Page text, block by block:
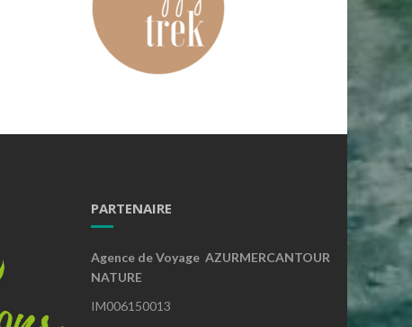
PARTENAIRE
Agence de Voyage AZURMERCANTOUR
NATURE
IM006150013